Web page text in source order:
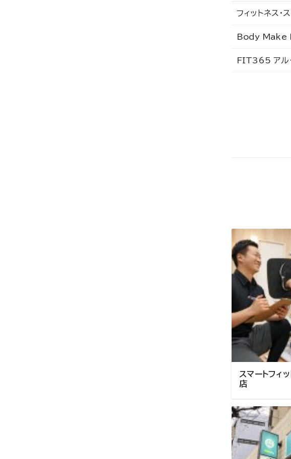
フィットネス
Body Make
FIT365 アル
スマートフィ
店